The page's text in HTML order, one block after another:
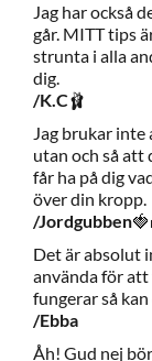
Jag har också
går. MITT tips
strunta i alla
dig.
/K.C🩰
Jag brukar inte
utan och så att
får ha på dig
över din kropp.
/Jordgubben
Det är absolut
använda för
fungerar så
/Ebba
Åh! Gud nej